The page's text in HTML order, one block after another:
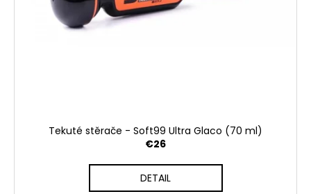
Tekuté stěrače - Soft99 Ultra Glaco (70 ml)
€26
DETAIL